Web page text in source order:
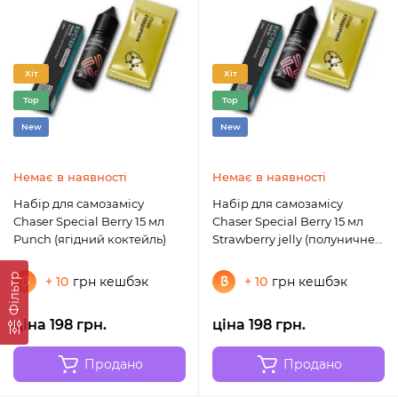
Фільтр
Хіт
Top
New
Немає в наявності
Набір для самозамісу
Chaser Special Berry 15 мл
Punch (ягідний коктейль)
+ 10 грн кешбэк
ціна 198 грн.
Продано
Хіт
Top
New
Немає в наявності
Набір для самозамісу
Chaser Special Berry 15 мл
Strawberry jelly (полуничне
+ 10 грн кешбэк
ціна 198 грн.
Продано